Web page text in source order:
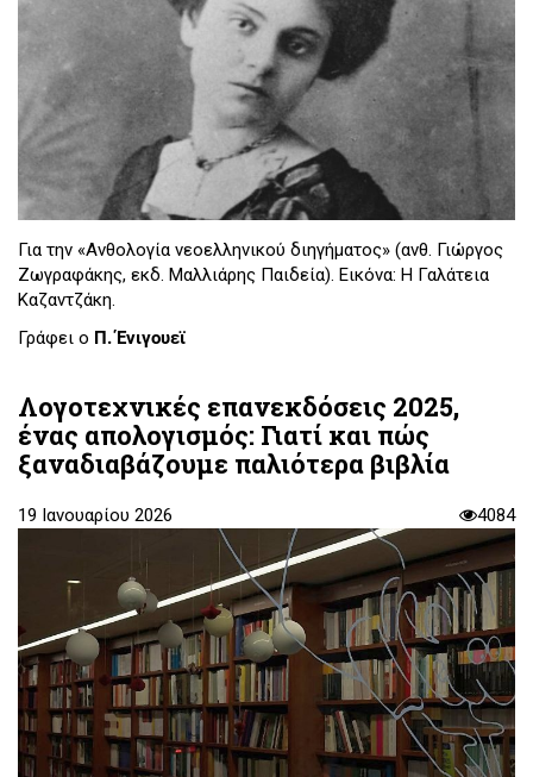
Για την «Ανθολογία νεοελληνικού διηγήματος» (ανθ. Γιώργος
Ζωγραφάκης, εκδ. Μαλλιάρης Παιδεία). Εικόνα: Η Γαλάτεια
Καζαντζάκη.
Γράφει ο Π. Ένιγουεϊ
Λογοτεχνικές επανεκδόσεις 2025,
ένας απολογισμός: Γιατί και πώς
ξαναδιαβάζουμε παλιότερα βιβλία
19 Ιανουαρίου 2026 4084